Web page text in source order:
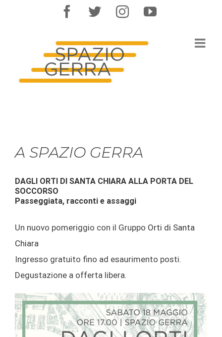
facebooktwitter instagramyoutube
A SPAZIO GERRA
DAGLI ORTI DI SANTA CHIARA ALLA PORTA DEL
SOCCORSO
Passeggiata, racconti e assaggi
Un nuovo pomeriggio con il Gruppo Orti di Santa
Chiara
Ingresso gratuito fino ad esaurimento posti.
Degustazione a offerta libera.